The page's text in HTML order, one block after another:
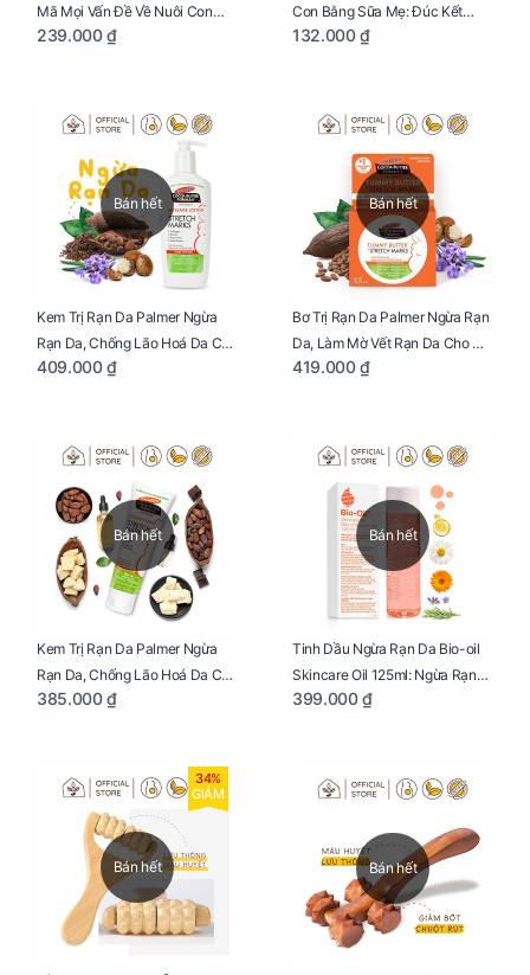
Mã Mọi Vấn Đề Về Nuôi Con
Nhỏ (Ăn, Ngủ, Kỷ Luật Hành Vi),
239.000 ₫
Con Bằng Sữa Mẹ: Đúc Kết
Những Kiến Thức Quý Báu Về
Mình Trong Hành Trình Nuôi
132.000 ₫
Bán hết
Kem Trị Rạn Da Palmer Ngừa
Rạn Da, Chống Lão Hoá Da Cho
Mẹ Bầu Chai 250ml
409.000 ₫
Bán hết
Bơ Trị Rạn Da Palmer Ngừa Rạn
Da, Làm Mờ Vết Rạn Da Cho Mẹ
Bầu Hũ 125g
419.000 ₫
Bán hết
Kem Trị Rạn Da Palmer Ngừa
Rạn Da, Chống Lão Hoá Da Cho
Mẹ Bầu Tuýp 125g
385.000 ₫
Bán hết
Tinh Dầu Ngừa Rạn Da Bio-oil
Skincare Oil 125ml: Ngừa Rạn
Da, Chăm Sóc Da Toàn Diện
399.000 ₫
Bán hết
34%
GIẢM
Bán hết